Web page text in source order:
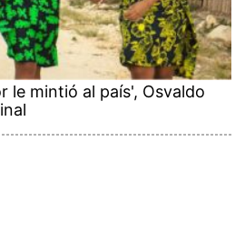
le mintió al país', Osvaldo